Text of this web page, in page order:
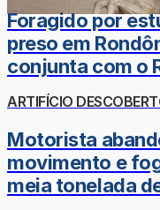
Foragido por
preso em
conjunta com o
ARTIFÍCIO
Motorista
movimento e
meia tonelada